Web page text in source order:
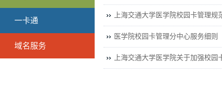
一卡通
域名服务
上海交通大学医学院校园卡管理规
医学院校园卡管理分中心服务细则
上海交通大学医学院关于加强校园